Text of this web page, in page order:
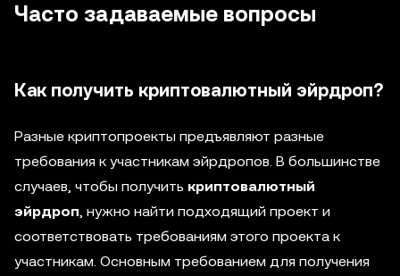
Часто задаваемые вопросы
Как получить криптовалютный эйрдроп?
Разные криптопроекты предъявляют разные
требования к участникам эйрдропов. В большинстве
случаев, чтобы получить криптовалютный
эйрдроп , нужно найти подходящий проект и
соответствовать требованиям этого проекта к
участникам. Основным требованием для получения